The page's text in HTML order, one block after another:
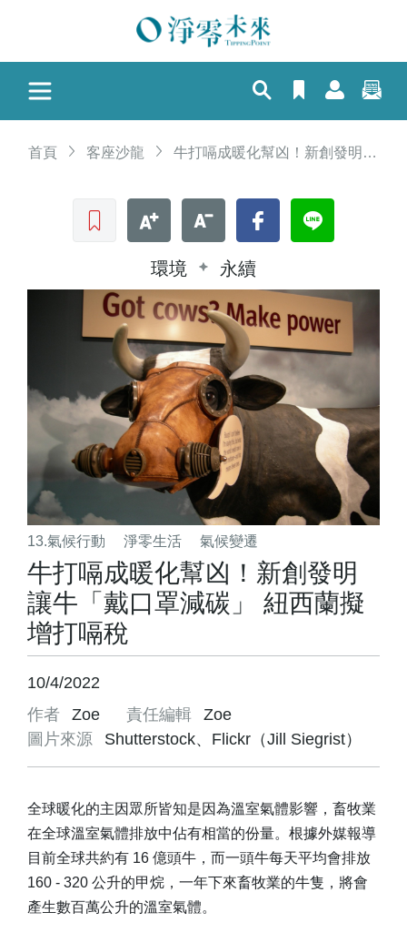
首頁 客座沙龍 牛打嗝成暖化幫凶！新創發明讓牛「戴口罩減碳」 紐西蘭擬增打嗝稅
收藏文章 文字加大 文字縮小 Facebook
環境 永續
13.氣候行動 淨零生活 氣候變遷
牛打嗝成暖化幫凶！新創發明
讓牛「戴口罩減碳」 紐西蘭擬
增打嗝稅
10/4/2022
作者
Zoe 責任編輯
Zoe
圖片來源
Shutterstock、Flickr（Jill Siegrist）
全球暖化的主因眾所皆知是因為溫室氣體影響，畜牧業
在全球溫室氣體排放中佔有相當的份量。根據外媒報導
目前全球共約有 16 億頭牛，而一頭牛每天平均會排放
160 - 320 公升的甲烷，一年下來畜牧業的牛隻，將會
產生數百萬公升的溫室氣體。